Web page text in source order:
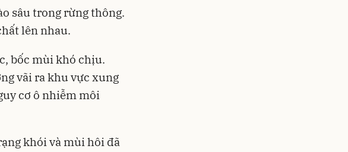
sâu trong rừng thông.
lên nhau.
bốc mùi khó chịu.
vãi ra khu vực xung
cơ ô nhiễm môi
khói và mùi hôi đã